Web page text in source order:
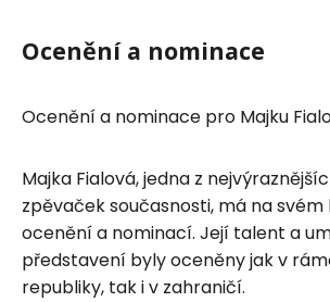
Ocenění a nominace
Ocenění a nominace pro Majku
Majka Fialová, jedna z
zpěvaček současnosti, má na
ocenění a nominací. Její talent a
představení byly oceněny jak v
republiky, tak i v zahraničí.